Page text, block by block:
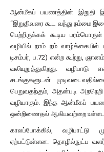
ஆன்மீகப் பயணத்தின் இறுதி
“இறுதிவரை கூட வந்து நம்மை
பெற்றிருக்கக் கூடிய
வழியில் நாம் நம் வாழ்க்கையில்
டிசம்பர், ப.72) என்ற கூற்று,
வலியுறுத்துகிறது.
சடங்குகளுடன்
பெறுவதற்கும், அதன்படி
வழியாகும். இந்த ஆன்மீகப்
ஒன்றிணைதல் ஆகியவற்றை
காலப்போக்கில், வழிபாட்டு
ஏற்பட்டுள்ளன. தொழில்நுட்ப